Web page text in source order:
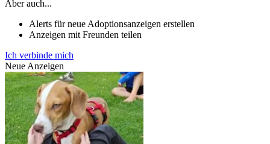
Aber auch...
Alerts für neue Adoptionsanzeigen erstellen
Anzeigen mit Freunden teilen
Ich verbinde mich
Neue Anzeigen